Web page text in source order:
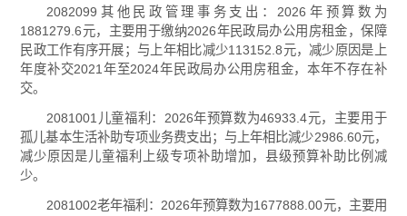
2082099其他民政管理事务支出：2026年预算数为
1881279.6元，主要用于缴纳2026年民政局办公用房租金，保障
民政工作有序开展；与上年相比减少113152.8元，减少原因是上
年度补交2021年至2024年民政局办公用房租金，本年不存在补
交。
2081001儿童福利：2026年预算数为46933.4元，主要用于
孤儿基本生活补助专项业务费支出；与上年相比減少2986.60元，
减少原因是儿童福利上级专项补助增加，县级预算补助比例减
少。
2081002老年福利：2026年预算数为1677888.00元，主要用